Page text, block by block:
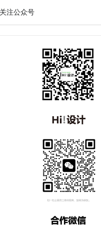
注公众号